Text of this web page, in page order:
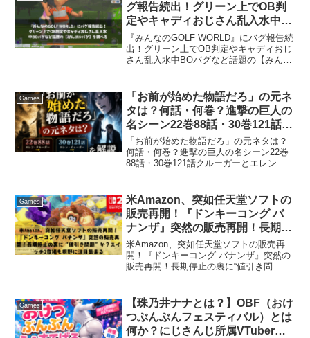
グ報告続出！グリーン上でOB判
定やキャディおじさん乱入水中
BOバグなど話題の【みんゴルバ
グ】を調べる
『みんなのGOLF WORLD』にバグ報告続
出！グリーン上でOB判定やキャディおじ
さん乱入水中BOバグなど話題の【みんゴ
日）に発売した『みんなのGOLF
WORL...
Games
「お前が始めた物語だろ」の元ネ
タは？何話・何巻？進撃の巨人の
名シーン22巻88話・30巻121話ク
ルーガーとエレン、グリシャが語
った2つの名場面を解説
「お前が始めた物語だろ」の元ネタは？
何話・何巻？進撃の巨人の名シーン22巻
88話・30巻121話クルーガーとエレン、
やつシバきたくなってくるんだよな、お
前が始めた物語...
Games
米Amazon、突如任天堂ソフトの
販売再開！『ドンキーコング バ
ナンザ』突然の販売再開！長期停
止の裏に“値引き問題”か？スイッ
チ2登場も視野に注目集まる
米Amazon、突如任天堂ソフトの販売再
開！『ドンキーコング バナンザ』突然の
販売再開！長期停止の裏に“値引き問
突如任天堂製品の販売を停止していた米
Amaz...
Games
【珠乃井ナナとは？】OBF（おけ
つぶんぶんフェスティバル）とは
何か？にじさんじ所属VTuber・